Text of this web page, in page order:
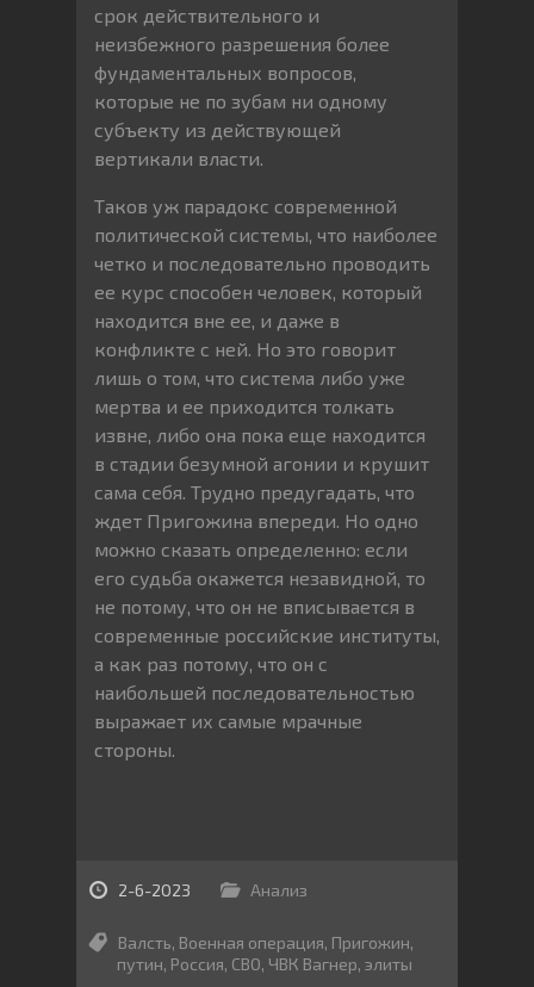
срок действительного и
неизбежного разрешения более
фундаментальных вопросов,
которые не по зубам ни одному
субъекту из действующей
вертикали власти.
Таков уж парадокс современной
политической системы, что наиболее
четко и последовательно проводить
ее курс способен человек, который
находится вне ее, и даже в
конфликте с ней. Но это говорит
лишь о том, что система либо уже
мертва и ее приходится толкать
извне, либо она пока еще находится
в стадии безумной агонии и крушит
сама себя. Трудно предугадать, что
ждет Пригожина впереди. Но одно
можно сказать определенно: если
его судьба окажется незавидной, то
не потому, что он не вписывается в
современные российские институты,
а как раз потому, что он с
наибольшей последовательностью
выражает их самые мрачные
стороны.
2-6-2023 Анализ
Валсть, Военная операция, Пригожин,
путин, Россия, СВО, ЧВК Вагнер, элиты